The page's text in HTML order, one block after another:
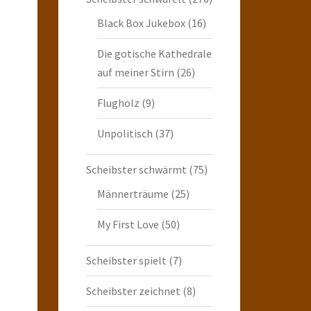
Black Box Jukebox(16)
Die gotische Kathedrale
auf meiner Stirn (26)
Flugholz (9)
Unpolitisch (37)
Scheibster schwärmt (75)
Männerträume (25)
My First Love (50)
Scheibster spielt (7)
Scheibster zeichnet (8)